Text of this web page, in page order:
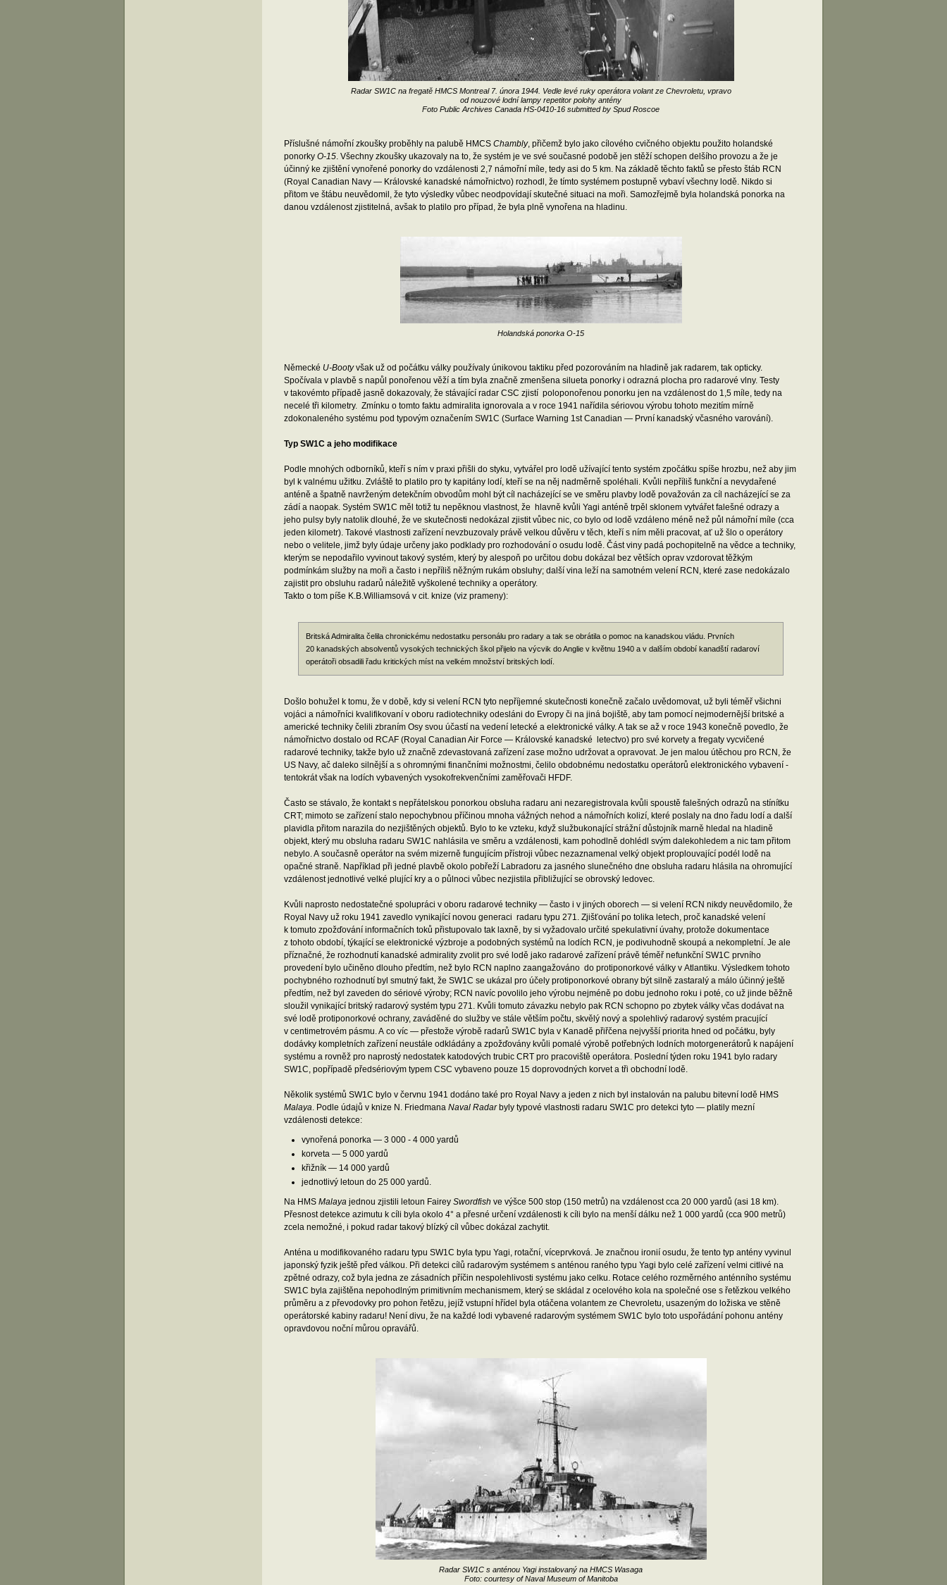
Radar SW1C na fregatě HMCS Montreal 7. února 1944. Vedle levé ruky operátora volant ze Chevroletu, vpravo
od nouzové lodní lampy repetitor polohy antény
Foto Public Archives Canada HS-0410-16 submitted by Spud Roscoe
Příslušné námořní zkoušky proběhly na palubě HMCS Chambly, přičemž bylo jako cílového cvičného objektu použito holandské
ponorky O-15. Všechny zkoušky ukazovaly na to, že systém je ve své současné podobě jen stěží schopen delšího provozu a že je
účinný ke zjištění vynořené ponorky do vzdálenosti 2,7 námořní míle, tedy asi do 5 km. Na základě těchto faktů se přesto štáb RCN
(Royal Canadian Navy — Královské kanadské námořnictvo) rozhodl, že tímto systémem postupně vybaví všechny lodě. Nikdo si
přitom ve štábu neuvědomil, že tyto výsledky vůbec neodpovídají skutečné situaci na moři. Samozřejmě byla holandská ponorka na
danou vzdálenost zjistitelná, avšak to platilo pro případ, že byla plně vynořena na hladinu.
Holandská ponorka O-15
Německé U-Bootyvšak už od počátku války používaly únikovou taktiku před pozorováním na hladině jak radarem, tak opticky.
Spočívala v plavbě s napůl ponořenou věží a tím byla značně zmenšena silueta ponorky i odrazná plocha pro radarové vlny. Testy
v takovémto případě jasně dokazovaly, že stávající radar CSC zjistí poloponořenou ponorku jen na vzdálenost do 1,5 míle, tedy na
necelé tři kilometry. Zmínku o tomto faktu admiralita ignorovala a v roce 1941 nařídila sériovou výrobu tohoto mezitím mírně
zdokonaleného systému pod typovým označením SW1C (Surface Warning 1st Canadian — První kanadský včasného varování).
Typ SW1C a jeho modifikace
Podle mnohých odborníků, kteří s ním v praxi přišli do styku, vytvářel pro lodě užívající tento systém zpočátku spíše hrozbu, než aby jim
byl k valnému užitku. Zvláště to platilo pro ty kapitány lodí, kteří se na něj nadměrně spoléhali. Kvůli nepříliš funkční a nevydařené
anténě a špatně navrženým detekčním obvodům mohl být cíl nacházející se ve směru plavby lodě považován za cíl nacházející se za
zádí a naopak. Systém SW1C měl totiž tu nepěknou vlastnost, že hlavně kvůli Yagi anténě trpěl sklonem vytvářet falešné odrazy a
jeho pulsy byly natolik dlouhé, že ve skutečnosti nedokázal zjistit vůbec nic, co bylo od lodě vzdáleno méně než půl námořní míle (cca
jeden kilometr). Takové vlastnosti zařízení nevzbuzovaly právě velkou důvěru v těch, kteří s ním měli pracovat, ať už šlo o operátory
nebo o velitele, jimž byly údaje určeny jako podklady pro rozhodování o osudu lodě. Část viny padá pochopitelně na vědce a techniky,
kterým se nepodařilo vyvinout takový systém, který by alespoň po určitou dobu dokázal bez větších oprav vzdorovat těžkým
podmínkám služby na moři a často i nepříliš něžným rukám obsluhy; další vina leží na samotném velení RCN, které zase nedokázalo
zajistit pro obsluhu radarů náležitě vyškolené techniky a operátory.
Takto o tom píše K.B.Williamsová v cit. knize (viz prameny):
Britská Admiralita čelila chronickému nedostatku personálu pro radary a tak se obrátila o pomoc na kanadskou vládu. Prvních
20 kanadských absolventů vysokých technických škol přijelo na výcvik do Anglie v květnu 1940 a v dalším období kanadští radaroví
operátoři obsadili řadu kritických míst na velkém množství britských lodí.
Došlo bohužel k tomu, že v době, kdy si velení RCN tyto nepříjemné skutečnosti konečně začalo uvědomovat, už byli téměř všichni
vojáci a námořníci kvalifikovaní v oboru radiotechniky odesláni do Evropy či na jiná bojiště, aby tam pomocí nejmodernější britské a
americké techniky čelili zbraním Osy svou účastí na vedení letecké a elektronické války. A tak se až v roce 1943 konečně povedlo, že
námořnictvo dostalo od RCAF (Royal Canadian Air Force — Královské kanadské letectvo) pro své korvety a fregaty vycvičené
radarové techniky, takže bylo už značně zdevastovaná zařízení zase možno udržovat a opravovat. Je jen malou útěchou pro RCN, že
US Navy, ač daleko silnější a s ohromnými finančními možnostmi, čelilo obdobnému nedostatku operátorů elektronického vybavení -
tentokrát však na lodích vybavených vysokofrekvenčními zaměřovači HFDF.
Často se stávalo, že kontakt s nepřátelskou ponorkou obsluha radaru ani nezaregistrovala kvůli spoustě falešných odrazů na stínítku
CRT; mimoto se zařízení stalo nepochybnou příčinou mnoha vážných nehod a námořních kolizí, které poslaly na dno řadu lodí a další
plavidla přitom narazila do nezjištěných objektů. Bylo to ke vzteku, když službukonající strážní důstojník marně hledal na hladině
objekt, který mu obsluha radaru SW1C nahlásila ve směru a vzdálenosti, kam pohodlně dohlédl svým dalekohledem a nic tam přitom
nebylo. A současně operátor na svém mizerně fungujícím přístroji vůbec nezaznamenal velký objekt proplouvající podél lodě na
opačné straně. Například při jedné plavbě okolo pobřeží Labradoru za jasného slunečného dne obsluha radaru hlásila na ohromující
vzdálenost jednotlivé velké plující kry a o půlnoci vůbec nezjistila přibližující se obrovský ledovec.
Kvůli naprosto nedostatečné spolupráci v oboru radarové techniky — často i v jiných oborech — si velení RCN nikdy neuvědomilo, že
Royal Navy už roku 1941 zavedlo vynikající novou generaci radaru typu 271. Zjišťování po tolika letech, proč kanadské velení
k tomuto zpožďování informačních toků přistupovalo tak laxně, by si vyžadovalo určité spekulativní úvahy, protože dokumentace
z tohoto období, týkající se elektronické výzbroje a podobných systémů na lodích RCN, je podivuhodně skoupá a nekompletní. Je ale
příznačné, že rozhodnutí kanadské admirality zvolit pro své lodě jako radarové zařízení právě téměř nefunkční SW1C prvního
provedení bylo učiněno dlouho předtím, než bylo RCN naplno zaangažováno do protiponorkové války v Atlantiku. Výsledkem tohoto
pochybného rozhodnutí byl smutný fakt, že SW1C se ukázal pro účely protiponorkové obrany být silně zastaralý a málo účinný ještě
předtím, než byl zaveden do sériové výroby; RCN navíc povolilo jeho výrobu nejméně po dobu jednoho roku i poté, co už jinde běžně
sloužil vynikající britský radarový systém typu 271. Kvůli tomuto závazku nebylo pak RCN schopno po zbytek války včas dodávat na
své lodě protiponorkové ochrany, zaváděné do služby ve stále větším počtu, skvělý nový a spolehlivý radarový systém pracující
v centimetrovém pásmu. A co víc — přestože výrobě radarů SW1C byla v Kanadě přiřčena nejvyšší priorita hned od počátku, byly
dodávky kompletních zařízení neustále odkládány a zpožďovány kvůli pomalé výrobě potřebných lodních motorgenerátorů k napájení
systému a rovněž pro naprostý nedostatek katodových trubic CRT pro pracoviště operátora. Poslední týden roku 1941 bylo radary
SW1C, popřípadě předsériovým typem CSC vybaveno pouze 15 doprovodných korvet a tři obchodní lodě.
Několik systémů SW1C bylo v červnu 1941 dodáno také pro Royal Navy a jeden z nich byl instalován na palubu bitevní lodě HMS
Malaya. Podle údajů v knize N. Friedmana Naval Radarbyly typové vlastnosti radaru SW1C pro detekci tyto — platily mezní
vzdálenosti detekce:
vynořená ponorka — 3 000 - 4 000 yardů
korveta — 5 000 yardů
křižník — 14 000 yardů
jednotlivý letoun do 25 000 yardů.
Na HMS Malaya jednou zjistili letoun Fairey Swordfish ve výšce 500 stop (150 metrů) na vzdálenost cca 20 000 yardů (asi 18 km).
Přesnost detekce azimutu k cíli byla okolo 4° a přesné určení vzdálenosti k cíli bylo na menší dálku než 1 000 yardů (cca 900 metrů)
zcela nemožné, i pokud radar takový blízký cíl vůbec dokázal zachytit.
Anténa u modifikovaného radaru typu SW1C byla typu Yagi, rotační, víceprvková. Je značnou ironií osudu, že tento typ antény vyvinul
japonský fyzik ještě před válkou. Při detekci cílů radarovým systémem s anténou raného typu Yagi bylo celé zařízení velmi citlivé na
zpětné odrazy, což byla jedna ze zásadních příčin nespolehlivosti systému jako celku. Rotace celého rozměrného anténního systému
SW1C byla zajištěna nepohodlným primitivním mechanismem, který se skládal z ocelového kola na společné ose s řetězkou velkého
průměru a z převodovky pro pohon řetězu, jejíž vstupní hřídel byla otáčena volantem ze Chevroletu, usazeným do ložiska ve stěně
operátorské kabiny radaru! Není divu, že na každé lodi vybavené radarovým systémem SW1C bylo toto uspořádání pohonu antény
opravdovou noční můrou opravářů.
Radar SW1C s anténou Yagi instalovaný na HMCS Wasaga
Foto: courtesy of Naval Museum of Manitoba